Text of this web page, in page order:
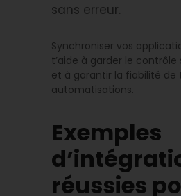
sans erreur.
Synchroniser vos
t’aide à garder le
et à garantir la fiabilité de
automatisations.
Exemples
réussies